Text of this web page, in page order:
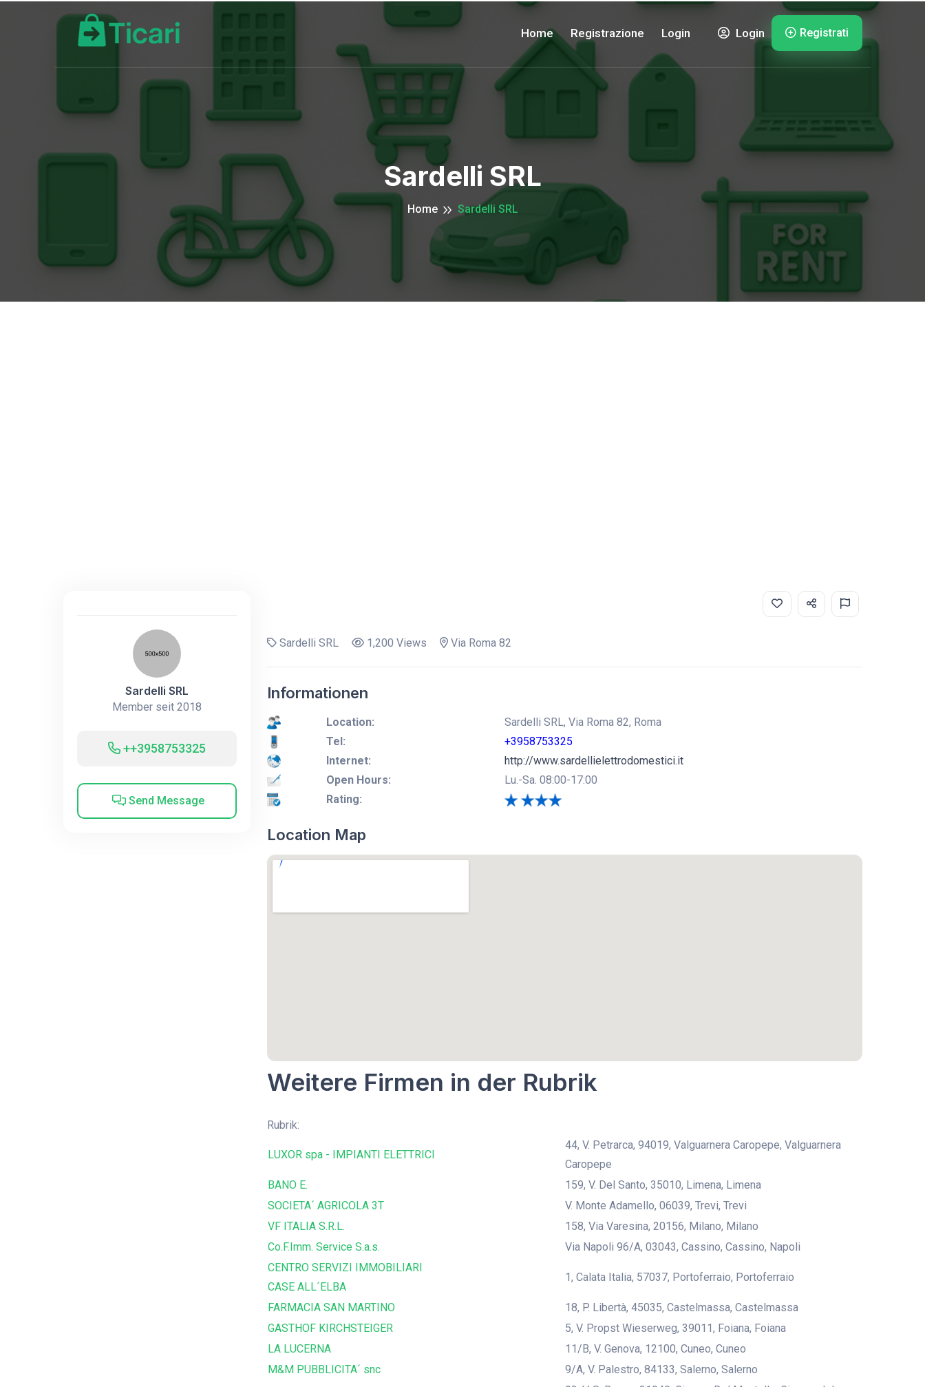
Home Registrazione Login Login Registrati
Sardelli SRL
Home Sardelli SRL
Sardelli SRL
Member seit 2018
++3958753325
Send Message
Sardelli SRL 1,200 Views Via Roma 82
Informationen
Location:
Sardelli SRL, Via Roma 82, Roma
Tel:
+3958753325
Internet:
http://www.sardellielettrodomestici.it
Open Hours:
Lu.-Sa. 08:00-17:00
Rating:
Location Map
Weitere Firmen in der Rubrik
Rubrik:
LUXOR spa - IMPIANTI ELETTRICI
44, V. Petrarca, 94019, Valguarnera Caropepe, Valguarnera
Caropepe
BANO E.
159, V. Del Santo, 35010, Limena, Limena
SOCIETA´ AGRICOLA 3T
V. Monte Adamello, 06039, Trevi, Trevi
VF ITALIA S.R.L.
158, Via Varesina, 20156, Milano, Milano
Co.F.Imm. Service S.a.s.
Via Napoli 96/A, 03043, Cassino, Cassino, Napoli
CENTRO SERVIZI IMMOBILIARI
CASE ALL´ELBA
1, Calata Italia, 57037, Portoferraio, Portoferraio
FARMACIA SAN MARTINO
18, P. Libertà, 45035, Castelmassa, Castelmassa
GASTHOF KIRCHSTEIGER
5, V. Propst Wieserweg, 39011, Foiana, Foiana
LA LUCERNA
11/B, V. Genova, 12100, Cuneo, Cuneo
M&M PUBBLICITA´ snc
9/A, V. Palestro, 84133, Salerno, Salerno